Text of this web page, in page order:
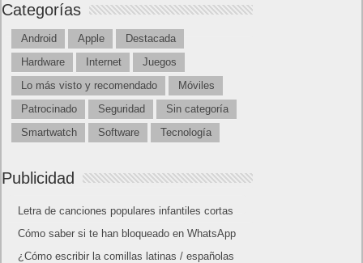
Categorías
Android Apple
Destacada
Hardware
Internet
Juegos
Lo más visto y recomendado
Móviles
Patrocinado
Seguridad
Sin categoría
Smartwatch
Software Tecnología
Publicidad
Letra de canciones populares infantiles cortas
Cómo saber si te han bloqueado en WhatsApp
¿Cómo escribir la comillas latinas / españolas